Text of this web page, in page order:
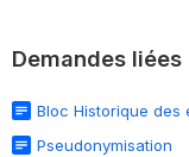
Demandes liées
Bloc Historique
Pseudonymisation